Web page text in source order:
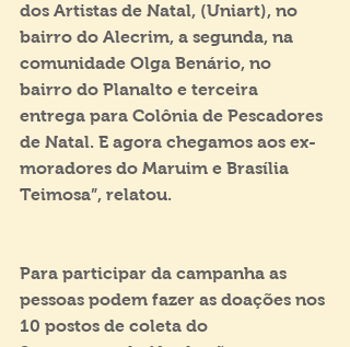
dos Artistas de Natal, (Uniart), no
bairro do Alecrim, a segunda, na
comunidade Olga Benário, no
bairro do Planalto e terceira
entrega para Colônia de Pescadores
de Natal. E agora chegamos aos ex-
moradores do Maruim e Brasília
Teimosa”, relatou.
Para participar da campanha as
pessoas podem fazer as doações nos
10 postos de coleta do